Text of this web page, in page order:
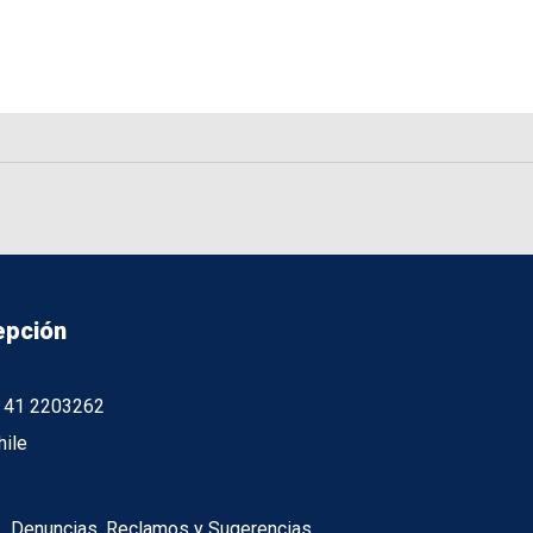
41 2203262